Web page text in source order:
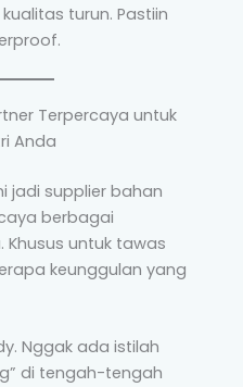
turun. Pastiin
Terpercaya untuk
Anda
jadi supplier bahan
berbagai
Khusus untuk tawas
keunggulan yang
Nggak ada istilah
di tengah-tengah